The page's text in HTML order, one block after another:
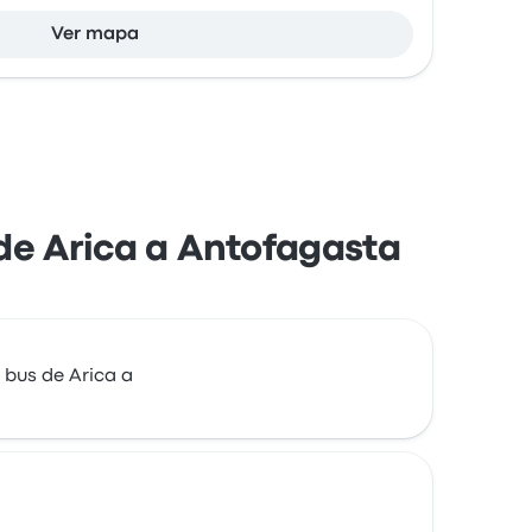
Ver mapa
Arica a Antofagasta
de Arica a